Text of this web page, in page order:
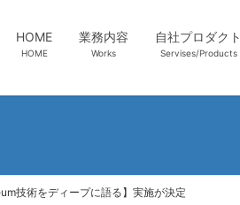
HOME
HOME
業務内容
Works
自社プロダクト
Servises/Products
技術をディープに語る】実施が決定